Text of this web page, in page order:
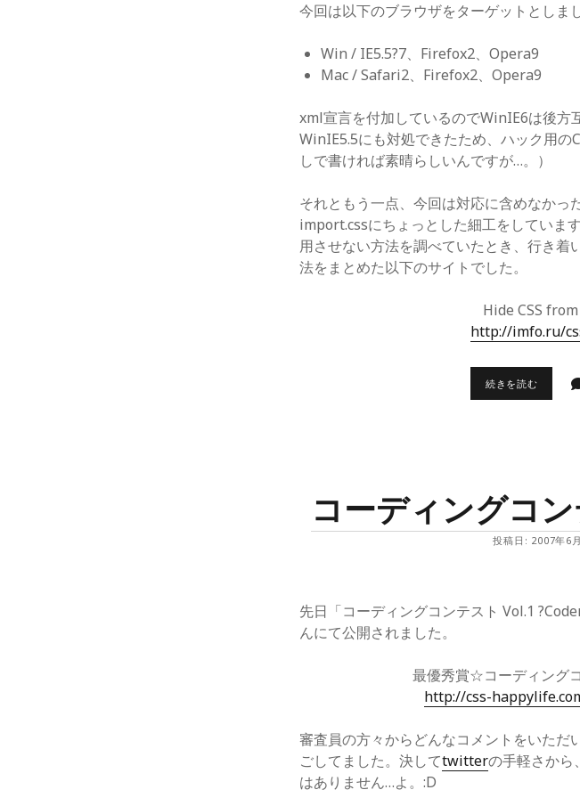
今回は以下のブラウザをターゲットとしまし
Win / IE5.5?7、Firefox2、Opera9
Mac / Safari2、Firefox2、Opera9
xml宣言を付加しているのでWinIE6は後方
WinIE5.5にも対処できたため、ハック用
しで書ければ素晴らしいんですが…。）
それともう一点、今回は対応に含めなかっ
import.cssにちょっとした細工をしていま
用させない方法を調べていたとき、行き
法をまとめた以下のサイトでした。
Hide CSS
http://imfo.ru/
続きを読むコ
ス
ト
ひ
と
2
コーディングコ
投稿日: 2007年6
先日「コーディングコンテスト Vol.1
んにて公開されました。
最優秀賞☆コーディング
http://css-
審査員の方々からどんなコメントをいただ
ごしてました。決してtwitterの手軽さから
はありません…よ。:D